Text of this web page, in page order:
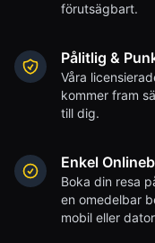
förutsägbart.
Pålitlig &
Våra
kommer fram
till dig.
Enkel
Boka din resa
en omedelbar
mobil eller